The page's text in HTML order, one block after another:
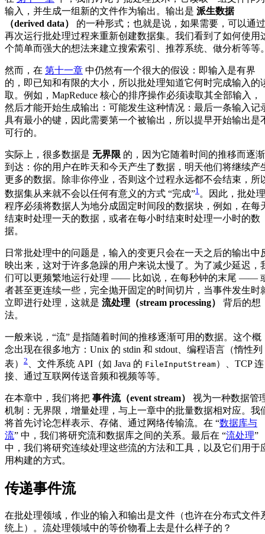
输入，并生成一组新的文件作为输出。输出是 派生数据
（derived data）
的一种形式；也就是说，如果需要，可以通过
再次运行批处理过程来重新创建数据集。我们看到了如何使用
个简单而强大的想法来建立搜索索引、推荐系统、做分析等等
然而，在 第十一章 中仍然有一个很大的假设：即输入是有界
的，即已知和有限的大小，所以批处理知道它何时完成输入的
取。例如，MapReduce 核心的排序操作必须读取其全部输入，
然后才能开始生成输出：可能发生这种情况：最后一条输入记
具有最小的键，因此需要第一个被输出，所以提早开始输出是
可行的。
实际上，很多数据是 无界限 的，因为它随着时间的推移而逐渐
到达：你的用户在昨天和今天产生了数据，明天他们将继续产
更多的数据。除非你停业，否则这个过程永远都不会结束，所
数据集从来就不会以任何有意义的方式 “完成”1 。因此，批处理
程序必须将数据人为地分成固定时间段的数据块，例如，在每
结束时处理一天的数据，或者在每小时结束时处理一小时的数
据。
日常批处理中的问题是，输入的变更只会在一天之后的输出中
映出来，这对于许多急躁的用户来说太慢了。为了减少延迟，
们可以更频繁地运行处理 —— 比如说，在每秒钟的末尾 ——
者甚至更连续一些，完全抛开固定的时间切片，当事件发生时
立即进行处理，这就是 流处理（stream processing）
背后的想
法。
一般来说，“流” 是指随着时间的推移逐渐可用的数据。这个概
念出现在很多地方：Unix 的 stdin 和 stdout、编程语言（惰性列
表） 2 、文件系统 API（如 Java 的 FileInputStream）、TCP 连
接、通过互联网传送音频和视频等等。
在本章中，我们将把 事件流（event stream）
视为一种数据管
机制：无界限，增量处理，与上一章中的批量数据相对应。我
将首先讨论怎样表示、存储、通过网络传输流。在 “数据库与
流” 中，我们将研究流和数据库之间的关系。最后在 “流处理”
中，我们将研究连续处理这些流的方法和工具，以及它们用于
用构建的方式。
传递事件流
在批处理领域，作业的输入和输出是文件（也许在分布式文件
统上）。流处理领域中的等价物看上去是什么样子的？